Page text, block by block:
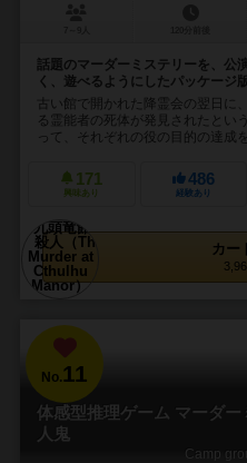
話題のマーダーミステリーを、公
く、遊べるようにしたパッケージ
古い館で開かれた降霊会の翌日に
る霊能者の死体が発見されたとい
って、それぞれの役の目的の達成
171
興味あり
486
経験あり
カー
No.11
体感型推理ゲーム マーダ
人鬼
Camp